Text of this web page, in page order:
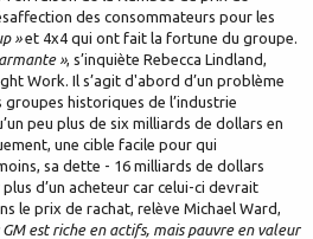
des consommateurs pour les
»et 4x4 qui ont fait la fortune du groupe.
», s’inquiète Rebecca Lindland,
Work. Il s’agit d'abord d’un problème
groupes historiques de l’industrie
peu plus de six milliards de dollars en
une cible facile pour qui
sa dette - 16 milliards de dollars
d’un acheteur car celui-ci devrait
le prix de rachat, relève Michael Ward,
GM est riche en actifs, mais pauvre en valeur